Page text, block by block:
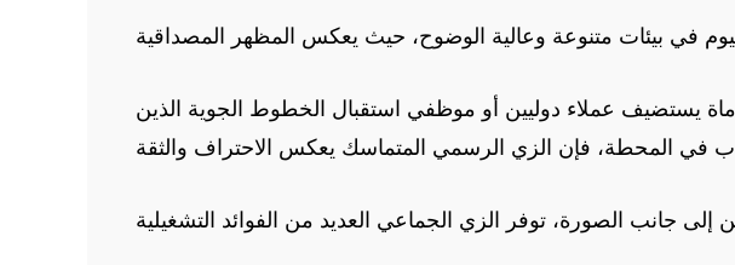
يستضيف عملاء دوليين أو موظفي استقبال الخطوط الجوية الذين